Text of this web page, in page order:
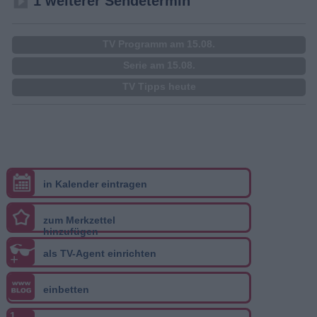
in Kalender eintragen
zum Merkzettel
hinzufügen
+ als TV-Agent einrichten
einbetten